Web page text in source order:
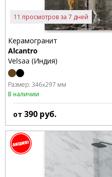
11 просмотров за 7 дней
Керамогранит
Alcantro
Velsaa (Индия)
Размер: 346x297 мм
В наличии
от 390 руб.